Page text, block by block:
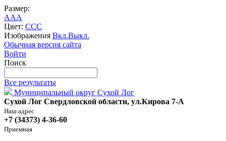
Размер:
AAA
Цвет: CCC
Изображения Вкл.Выкл.
Обычная версия сайта
Войти
Поиск
Все результаты
Муниципальный округ Сухой Лог
Сухой Лог Свердловской области, ул.Кирова 7-А
Наш адрес
+7 (34373) 4-36-60
Приемная